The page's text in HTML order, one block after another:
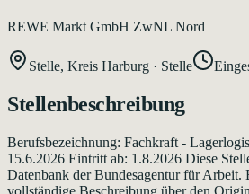
REWE Markt GmbH ZwNL Nord
Stelle, Kreis Harburg · Stelle
Stellenbeschreibung
Berufsbezeichnung: Fachkraft -
15.6.2026 Eintritt ab: 1.8.2026 Diese
Datenbank der Bundesagentur für Arbeit.
vollständige Beschreibung über den